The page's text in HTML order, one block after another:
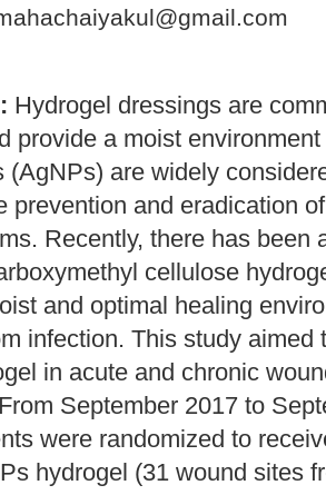
Hydrogel dressings are
provide a moist
(AgNPs) are widely
prevention and eradication
Recently, there has been
cellulose
and optimal healing
infection. This study aimed
in acute and chronic
From September 2017 to
were randomized to
hydrogel (31 wound sites